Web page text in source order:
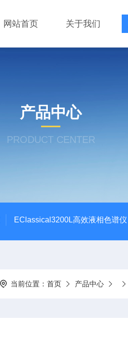
网站首页 关于我们
产品中心
PRODUCT CENTER
EClassical3200L高效液相色谱仪
当前位置： 首页 产品中心